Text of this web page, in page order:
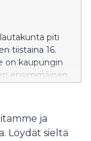
piti
tiistaina 16.
on kaupungin
ensimmäinen
ja
Löydät sieltä